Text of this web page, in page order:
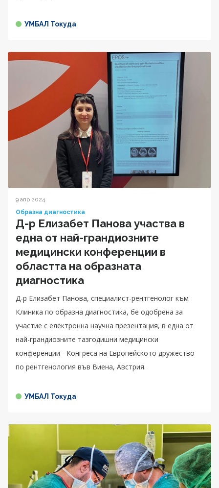
УМБАЛ Токуда
9 апр 2024
Образна диагностика
Д-р Елизабет Панова участва в
една от най-грандиозните
медицински конференции в
областта на образната
диагностика
Д-р Eлизабет Панова, специалист-рентгенолог към
Клиника по образна диагностика, бе одобрена за
участие с електронна научна презентация, в една от
най-грандиозните тазгодишни медицински
конференции - Конгреса на Европейското дружество
по рентгенология във Виена, Австрия.
УМБАЛ Токуда